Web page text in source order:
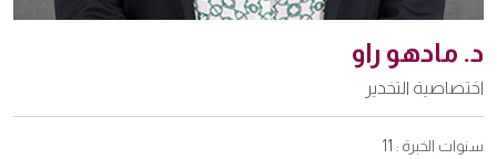
د. مادهو راو
اختصاصية التخدير
سنوات الخبرة : 11